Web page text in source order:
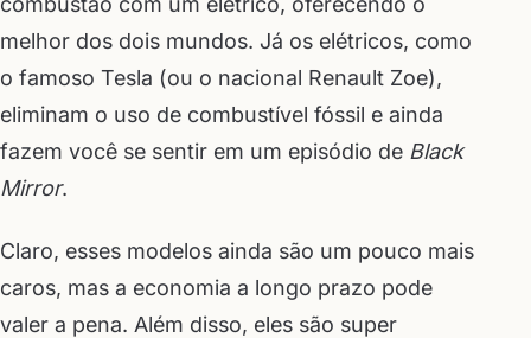
melhor dos dois mundos. Já os elétricos, como
o famoso Tesla (ou o nacional Renault Zoe),
eliminam o uso de combustível fóssil e ainda
fazem você se sentir em um episódio de Black
Mirror.
Claro, esses modelos ainda são um pouco mais
caros, mas a economia a longo prazo pode
valer a pena. Além disso, eles são super